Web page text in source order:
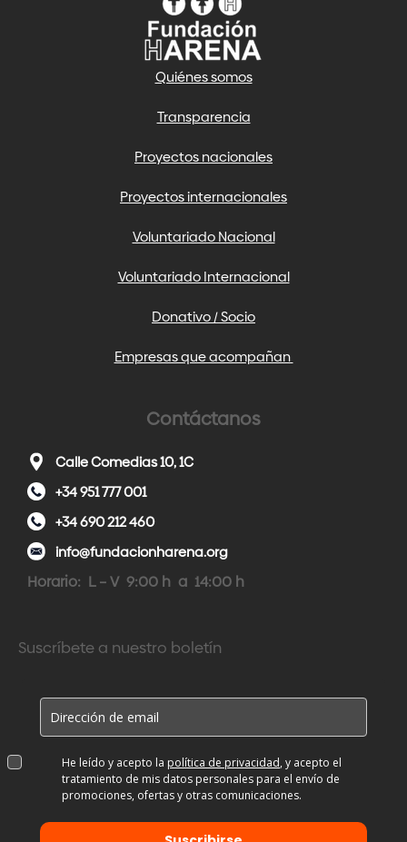
Quiénes somos
Transparencia
Proyectos nacionales
Proyectos internacionales
Voluntariado Nacional
Voluntariado Internacional
Donativo / Socio
Empresas que acompañan
Contáctanos
Calle Comedias 10, 1C
+34 951 777 001
+34 690 212 460
info@fundacionharena.org
Horario: L – V 9:00 h a 14:00 h
Suscríbete a nuestro boletín
He leído y acepto la política de privacidad, y acepto el
tratamiento de mis datos personales para el envío de
promociones, ofertas y otras comunicaciones.